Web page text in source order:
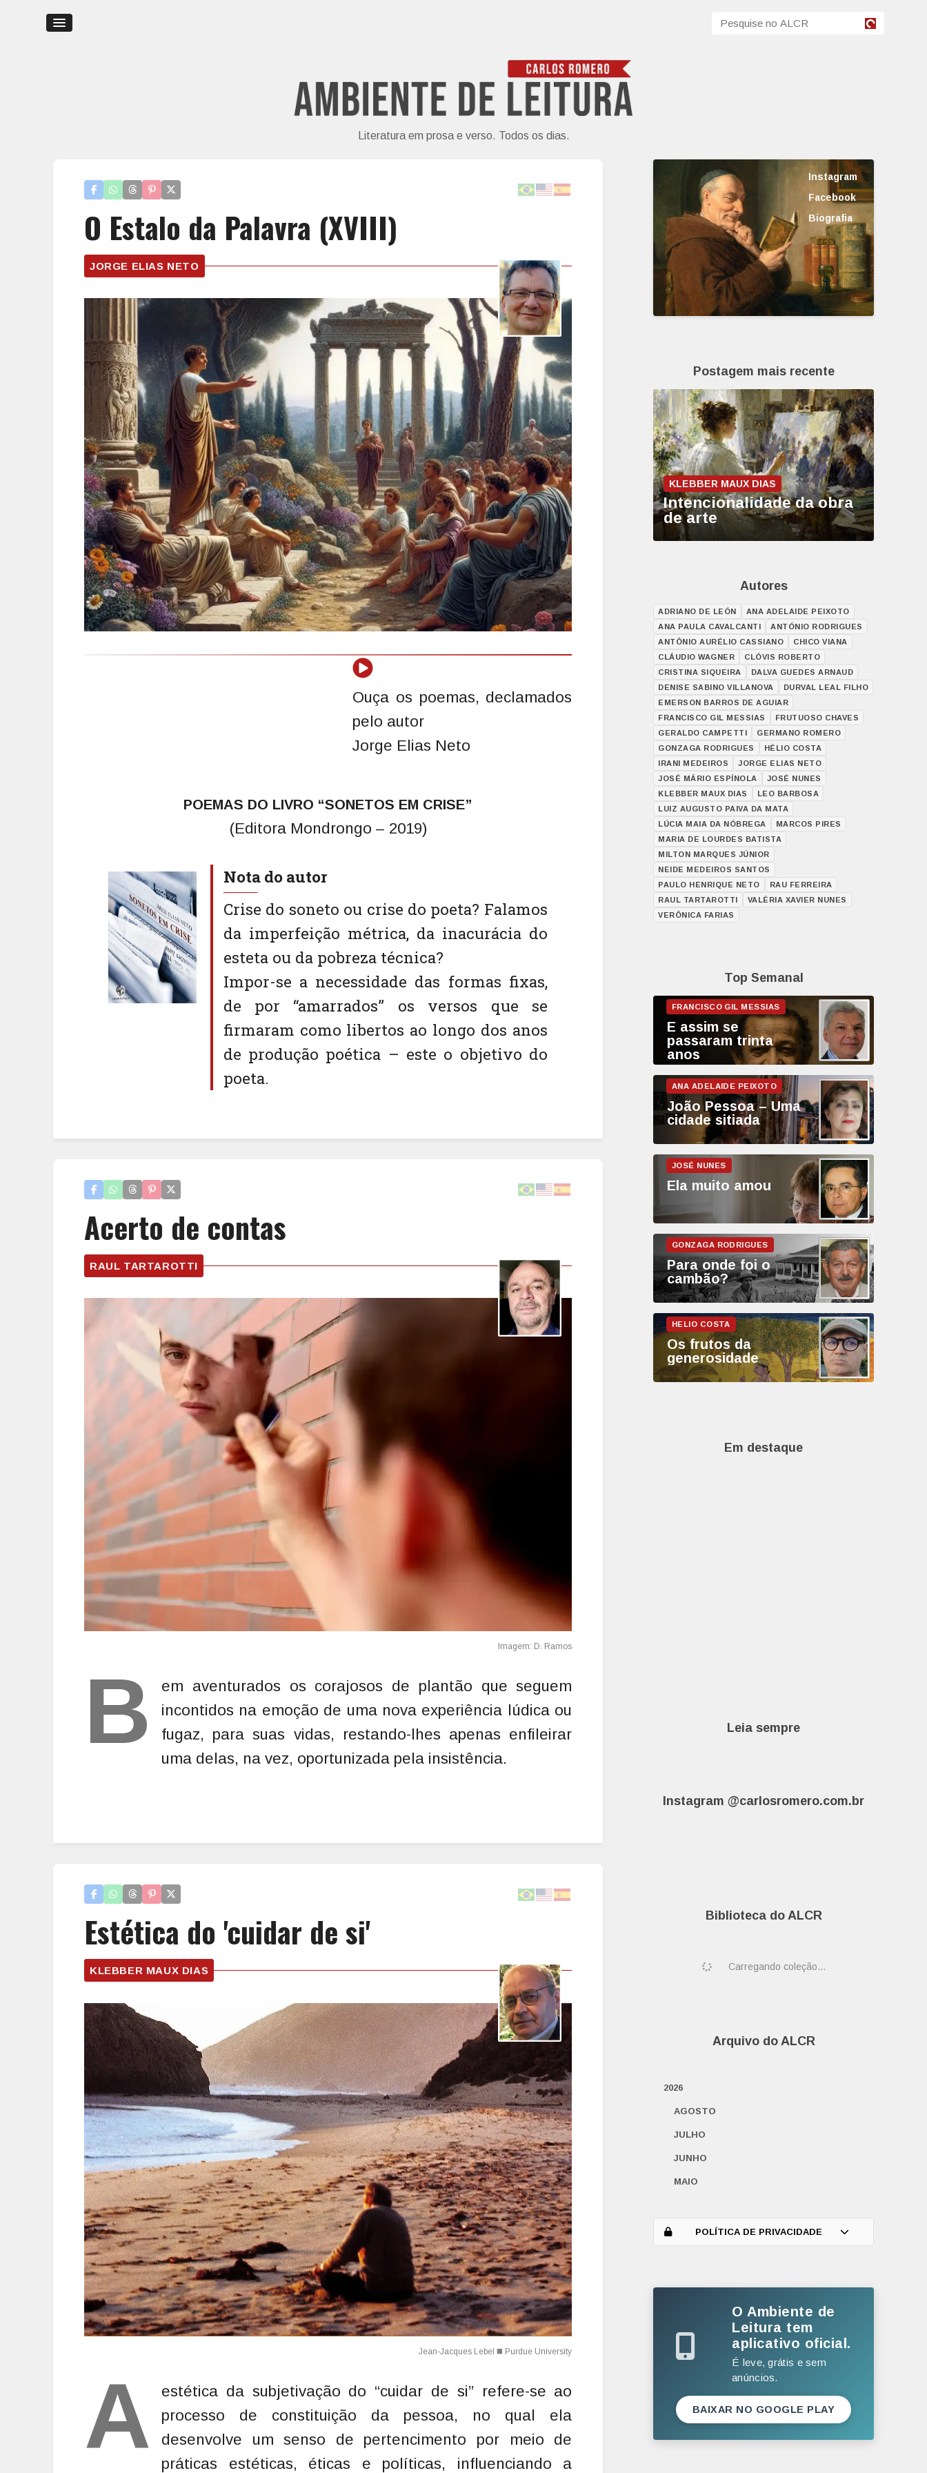
Literatura em prosa e verso. Todos os dias.
O Estalo da Palavra (XVIII)
JORGE ELIAS NETO
Ouça os poemas, declamados
pelo autor
Jorge Elias Neto
POEMAS DO LIVRO “SONETOS EM CRISE”
(Editora Mondrongo – 2019)
Nota do autor
Crise do soneto ou crise do poeta? Falamos
da imperfeição métrica, da inacurácia do
esteta ou da pobreza técnica?
Impor-se a necessidade das formas fixas,
de por “amarrados” os versos que se
firmaram como libertos ao longo dos anos
de produção poética – este o objetivo do
poeta.
Acerto de contas
RAUL TARTAROTTI
B
em aventurados os corajosos de plantão que seguem
incontidos na emoção de uma nova experiência lúdica ou
fugaz, para suas vidas, restando-lhes apenas enfileirar
uma delas, na vez, oportunizada pela insistência.
Estética do 'cuidar de si'
KLEBBER MAUX DIAS
A
estética da subjetivação do “cuidar de si” refere-se ao
processo de constituição da pessoa, no qual ela
desenvolve um senso de pertencimento por meio de
práticas estéticas, éticas e políticas, influenciando a
Instagram
Facebook
Biografia
Postagem mais recente
KLEBBER MAUX DIAS
Intencionalidade da obra
de arte
Autores
ADRIANO DE LEÓN
ANA ADELAIDE PEIXOTO
ANA PAULA CAVALCANTI
ANTÓNIO RODRIGUES
ANTÔNIO AURÉLIO CASSIANO
CHICO VIANA
CLÁUDIO WAGNER
CLÓVIS ROBERTO
CRISTINA SIQUEIRA
DALVA GUEDES ARNAUD
DENISE SABINO VILLANOVA
DURVAL LEAL FILHO
EMERSON BARROS DE AGUIAR
FRANCISCO GIL MESSIAS
FRUTUOSO CHAVES
GERALDO CAMPETTI
GERMANO ROMERO
GONZAGA RODRIGUES
HÉLIO COSTA
IRANI MEDEIROS
JORGE ELIAS NETO
JOSÉ MÁRIO ESPÍNOLA
JOSÉ NUNES
KLEBBER MAUX DIAS
LEO BARBOSA
LUIZ AUGUSTO PAIVA DA MATA
LÚCIA MAIA DA NÓBREGA
MARCOS PIRES
MARIA DE LOURDES BATISTA
MILTON MARQUES JÚNIOR
NEIDE MEDEIROS SANTOS
PAULO HENRIQUE NETO
RAU FERREIRA
RAUL TARTAROTTI
VALÉRIA XAVIER NUNES
VERÔNICA FARIAS
Top Semanal
E assim se
passaram trinta
anos
João Pessoa – Uma
cidade sitiada
Ela muito amou
Para onde foi o
cambão?
Os frutos da
generosidade
Em destaque
Leia sempre
Instagram @carlosromero.com.br
Biblioteca do ALCR
Carregando coleção...
Arquivo do ALCR
2026
AGOSTO
JULHO
JUNHO
MAIO
MARÇO
DEZEMBRO
NOVEMBRO
SETEMBRO
POLÍTICA DE PRIVACIDADE
O Ambiente de
Leitura tem
aplicativo oficial.
É leve, grátis e sem
anúncios.
BAIXAR NO GOOGLE PLAY